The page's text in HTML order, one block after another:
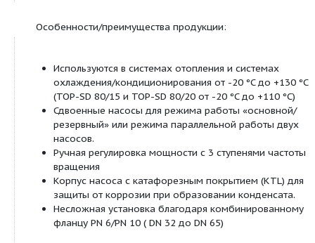
Продуктовая линейка:
TOP-SD Сдвоенные
насосы с мокрым ротором, с
фланцевым соединением
Посмотреть все продукты этой линейки
Тип: